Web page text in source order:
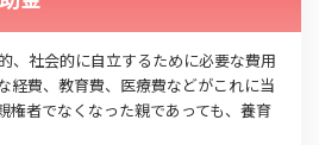
、社会的に自立するために必要な費用
経費、教育費、医療費などがこれに当
権者でなくなった親であっても、養育